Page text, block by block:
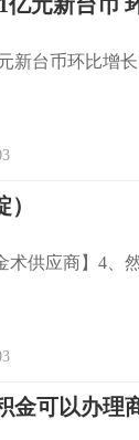
新台币环比增
术供应商】4、
金可以办理